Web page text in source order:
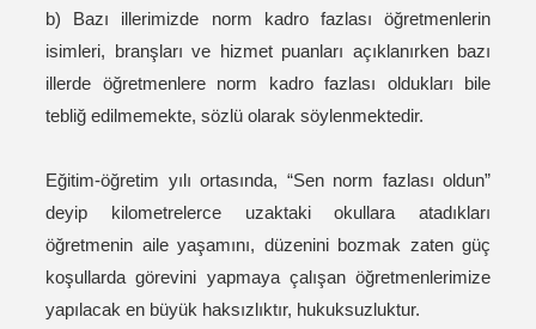
b) Bazı illerimizde norm kadro fazlası öğretmenlerin
isimleri, branşları ve hizmet puanları açıklanırken bazı
illerde öğretmenlere norm kadro fazlası oldukları bile
tebliğ edilmemekte, sözlü olarak söylenmektedir.
Eğitim-öğretim yılı ortasında, “Sen norm fazlası oldun”
deyip kilometrelerce uzaktaki okullara atadıkları
öğretmenin aile yaşamını, düzenini bozmak zaten güç
koşullarda görevini yapmaya çalışan öğretmenlerimize
yapılacak en büyük haksızlıktır, hukuksuzluktur.